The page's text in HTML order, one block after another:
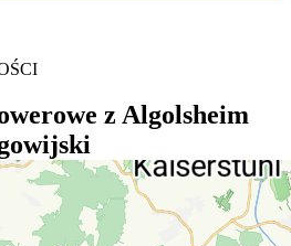
z Algolsheim